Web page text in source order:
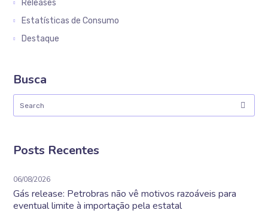
Releases
Estatísticas de Consumo
Destaque
Busca
Posts Recentes
06/08/2026
Gás release: Petrobras não vê motivos razoáveis para
eventual limite à importação pela estatal